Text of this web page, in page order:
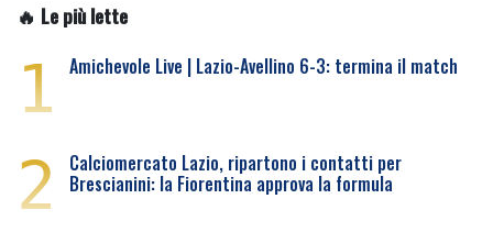
🔥 Le più lette
1 Amichevole Live | Lazio-Avellino 6-3: termina il match
2 Calciomercato Lazio, ripartono i contatti per
Brescianini: la Fiorentina approva la formula